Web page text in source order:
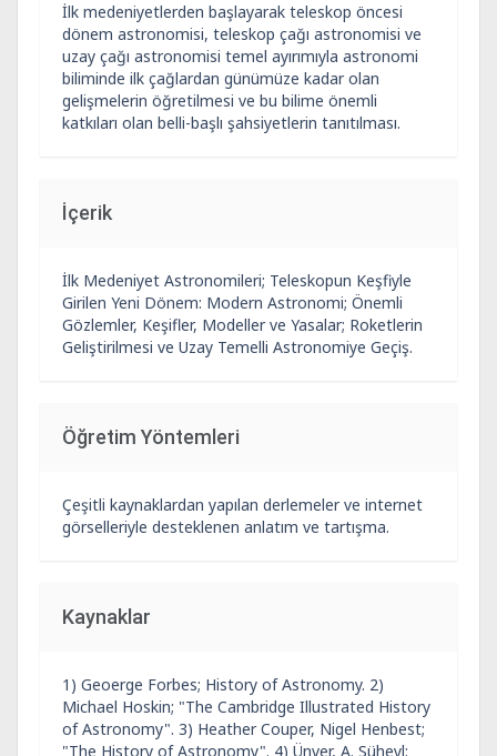
İlk medeniyetlerden başlayarak teleskop öncesi
dönem astronomisi, teleskop çağı astronomisi ve
uzay çağı astronomisi temel ayırımıyla astronomi
biliminde ilk çağlardan günümüze kadar olan
gelişmelerin öğretilmesi ve bu bilime önemli
katkıları olan belli-başlı şahsiyetlerin tanıtılması.
İçerik
İlk Medeniyet Astronomileri; Teleskopun Keşfiyle
Girilen Yeni Dönem: Modern Astronomi; Önemli
Gözlemler, Keşifler, Modeller ve Yasalar; Roketlerin
Geliştirilmesi ve Uzay Temelli Astronomiye Geçiş.
Öğretim Yöntemleri
Çeşitli kaynaklardan yapılan derlemeler ve internet
görselleriyle desteklenen anlatım ve tartışma.
Kaynaklar
1) Geoerge Forbes; History of Astronomy. 2)
Michael Hoskin; "The Cambridge Illustrated History
of Astronomy". 3) Heather Couper, Nigel Henbest;
"The History of Astronomy". 4) Ünver, A. Süheyl;